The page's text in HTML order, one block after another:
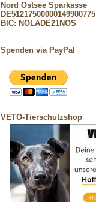
Nord Ostsee Sparkasse
DE51217500000149900775
BIC: NOLADE21NOS
Spenden via PayPal
VETO-Tierschutzshop